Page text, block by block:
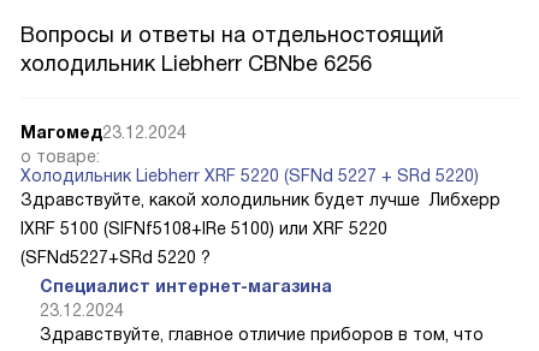
Вопросы и ответы на отдельностоящий
холодильник Liebherr CBNbe 6256
Магомед23.12.2024
о товаре:
Холодильник Liebherr XRF 5220 (SFNd 5227 + SRd 5220)
Здравствуйте, какой холодильник будет лучше Либхерр
IXRF 5100 (SIFNf5108+IRe 5100) или XRF 5220
(SFNd5227+SRd 5220 ?
Специалист интернет-магазина
23.12.2024
Здравствуйте, главное отличие приборов в том, что